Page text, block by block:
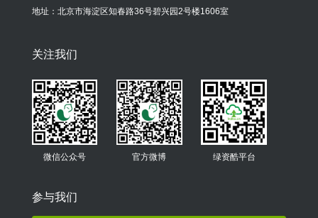
地址：北京市海淀区知春路36号碧兴园2号楼1606室
关注我们
微信公众号 官方微博 绿资酷平台
参与我们